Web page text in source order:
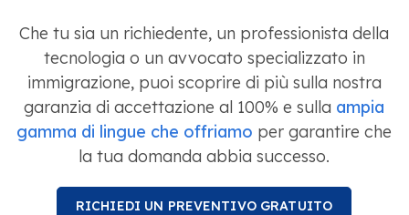
Che tu sia un richiedente, un professionista della
tecnologia o un avvocato specializzato in
immigrazione, puoi scoprire di più sulla nostra
garanzia di accettazione al 100% e sulla ampia
gamma di lingue che offriamo per garantire che
la tua domanda abbia successo.
RICHIEDI UN PREVENTIVO GRATUITO